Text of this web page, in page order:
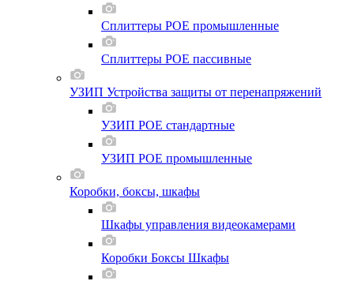
Сплиттеры POE промышленные
Сплиттеры POE пассивные
УЗИП Устройства защиты от перенапряжений
УЗИП POE стандартные
УЗИП POE промышленные
Коробки, боксы, шкафы
Шкафы управления видеокамерами
Коробки Боксы Шкафы